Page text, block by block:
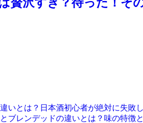
いとは？日本酒初心者が絶対に失敗
ブレンデッドの違いとは？味の特徴